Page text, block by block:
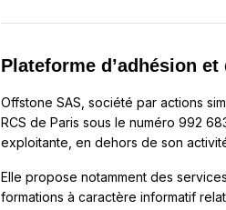
Plateforme d’adhésion
Offstone SAS, société par actions
RCS de Paris sous le numéro 992
exploitante, en dehors de son
Elle propose notamment des
formations à caractère informatif